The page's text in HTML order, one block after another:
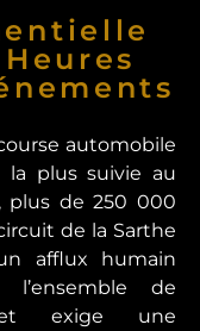
automobile
la plus suivie au
plus de 250 000
de la Sarthe
afflux humain
l’ensemble de
et exige une